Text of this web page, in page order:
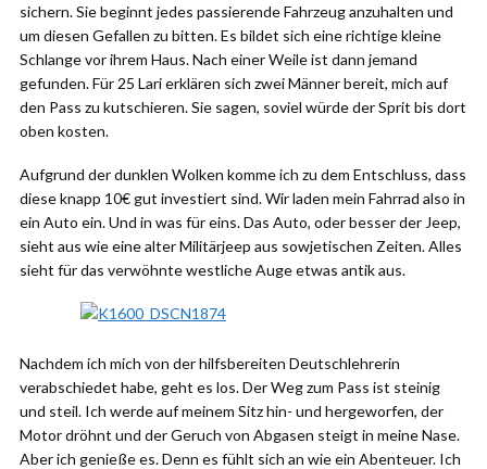
sichern. Sie beginnt jedes passierende Fahrzeug anzuhalten und
um diesen Gefallen zu bitten. Es bildet sich eine richtige kleine
Schlange vor ihrem Haus. Nach einer Weile ist dann jemand
gefunden. Für 25 Lari erklären sich zwei Männer bereit, mich auf
den Pass zu kutschieren. Sie sagen, soviel würde der Sprit bis dort
oben kosten.
Aufgrund der dunklen Wolken komme ich zu dem Entschluss, dass
diese knapp 10€ gut investiert sind. Wir laden mein Fahrrad also in
ein Auto ein. Und in was für eins. Das Auto, oder besser der Jeep,
sieht aus wie eine alter Militärjeep aus sowjetischen Zeiten. Alles
sieht für das verwöhnte westliche Auge etwas antik aus.
Nachdem ich mich von der hilfsbereiten Deutschlehrerin
verabschiedet habe, geht es los. Der Weg zum Pass ist steinig
und steil. Ich werde auf meinem Sitz hin- und hergeworfen, der
Motor dröhnt und der Geruch von Abgasen steigt in meine Nase.
Aber ich genieße es. Denn es fühlt sich an wie ein Abenteuer. Ich